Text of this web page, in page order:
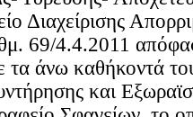
Διαχείρισης
69/4.4.2011
άνω καθήκοντά
και